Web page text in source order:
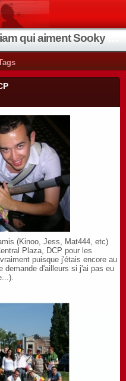
(Kinoo, Jess, Mat444, etc)
Plaza, DCP pour les
puisque j'étais encore au
demande d'ailleurs si j'ai pas eu